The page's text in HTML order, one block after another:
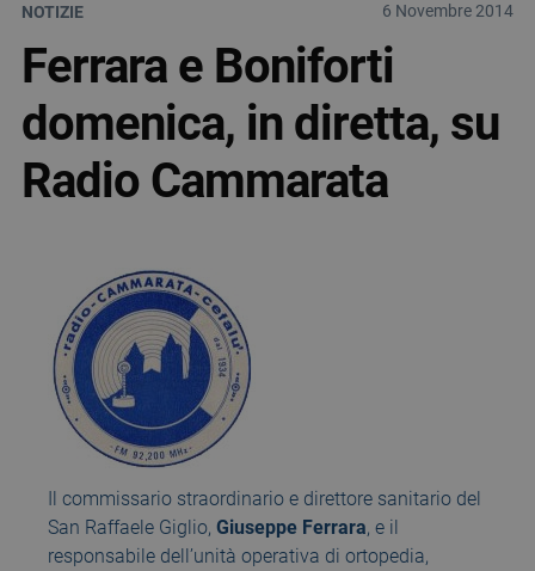
NOTIZIE 6 Novembre 2014
Ferrara e Boniforti
domenica, in diretta, su
Radio Cammarata
Il commissario straordinario e direttore sanitario del
San Raffaele Giglio, Giuseppe Ferrara, e il
responsabile dell’unità operativa di ortopedia,